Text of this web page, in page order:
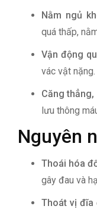
Nằm ngủ
quá thấp,
Vận động
vác vật nặng.
Căng
lưu thông
Nguyên
Thoái hóa
gây đau và
Thoát vị đĩa